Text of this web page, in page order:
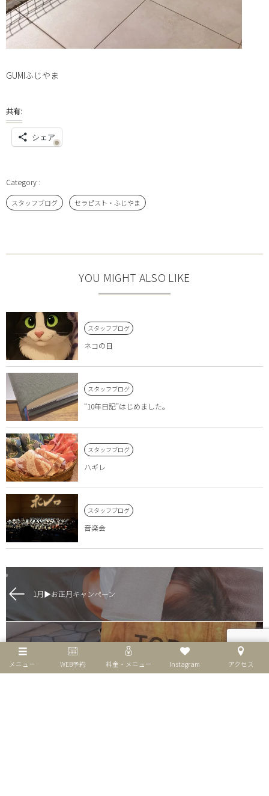
GUMIふじやま
共有:
シェア
スタッフブログ セラピスト・ふじやま
YOU MIGHT ALSO LIKE
スタッフブログ
ネコの日
スタッフブログ
“10年日記”はじめました。
スタッフブログ
ハギレ
スタッフブログ
音楽会
1月▶︎お正月キャンペーン
ブヒ好きが集まるレストラン
メニュー WEB予約 料金・メニュー Instagram アクセス